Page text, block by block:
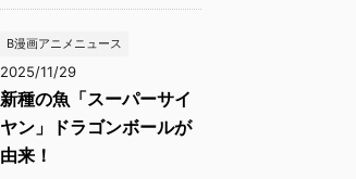
B漫画アニメニュース
2025/11/29
新種の魚「スーパーサイ
ヤン」ドラゴンボールが
由来！